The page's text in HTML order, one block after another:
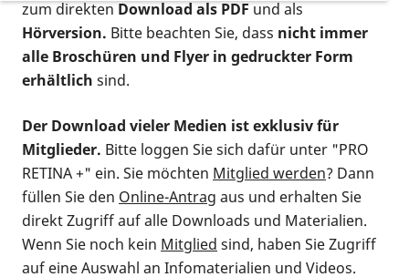
zum direktenDownload als PDFund als
Hörversion. Bitte beachten Sie, dass nicht immer
alle Broschüren und Flyer in gedruckter Form
erhältlich sind.
Der Download vieler Medien ist exklusiv für
Mitglieder. Bitte loggen Sie sich dafür unter "PRO
RETINA +" ein. Sie möchten Mitglied werden? Dann
füllen Sie den Online-Antrag aus und erhalten Sie
direkt Zugriff auf alle Downloads und Materialien.
Wenn Sie noch kein Mitglied sind, haben Sie Zugriff
auf eine Auswahl an Infomaterialien und Videos.